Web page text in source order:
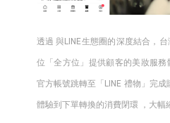
透過 與LINE生態圈的深度結合，
位「全方位」提供顧客的美妝服務
官方帳號跳轉至「LINE 禮物」完
體驗到下單轉換的消費閉環 ，大幅